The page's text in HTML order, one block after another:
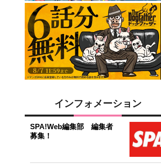
インフォメーション
SPA!Web編集部 編集者
募集！